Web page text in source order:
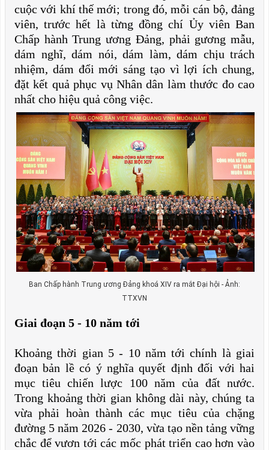
cuộc với khí thế mới; trong đó, mỗi cán bộ, đảng
viên, trước hết là từng đồng chí Ủy viên Ban
Chấp hành Trung ương Đảng, phải gương mẫu,
dám nghĩ, dám nói, dám làm, dám chịu trách
nhiệm, dám đổi mới sáng tạo vì lợi ích chung,
đặt kết quả phục vụ Nhân dân làm thước đo cao
nhất cho hiệu quả công việc.
Ban Chấp hành Trung ương Đảng khoá XIV ra mắt Đại hội - Ảnh:
TTXVN
Giai đoạn 5 - 10 năm tới
Khoảng thời gian 5 - 10 năm tới chính là giai
đoạn bản lề có ý nghĩa quyết định đối với hai
mục tiêu chiến lược 100 năm của đất nước.
Trong khoảng thời gian không dài này, chúng ta
vừa phải hoàn thành các mục tiêu của chặng
đường 5 năm 2026 - 2030, vừa tạo nền tảng vững
chắc để vươn tới các mốc phát triển cao hơn vào